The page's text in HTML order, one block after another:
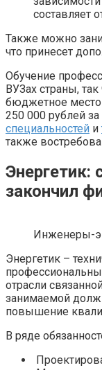
составляет
Также можно
что принесет
Обучение
ВУЗах страны,
бюджетное место
250 000 рублей
специальностей и
также
Энергетик:
закончил
Инженеры-
Энергетик –
отрасли
занимаемой
повышение
В ряде